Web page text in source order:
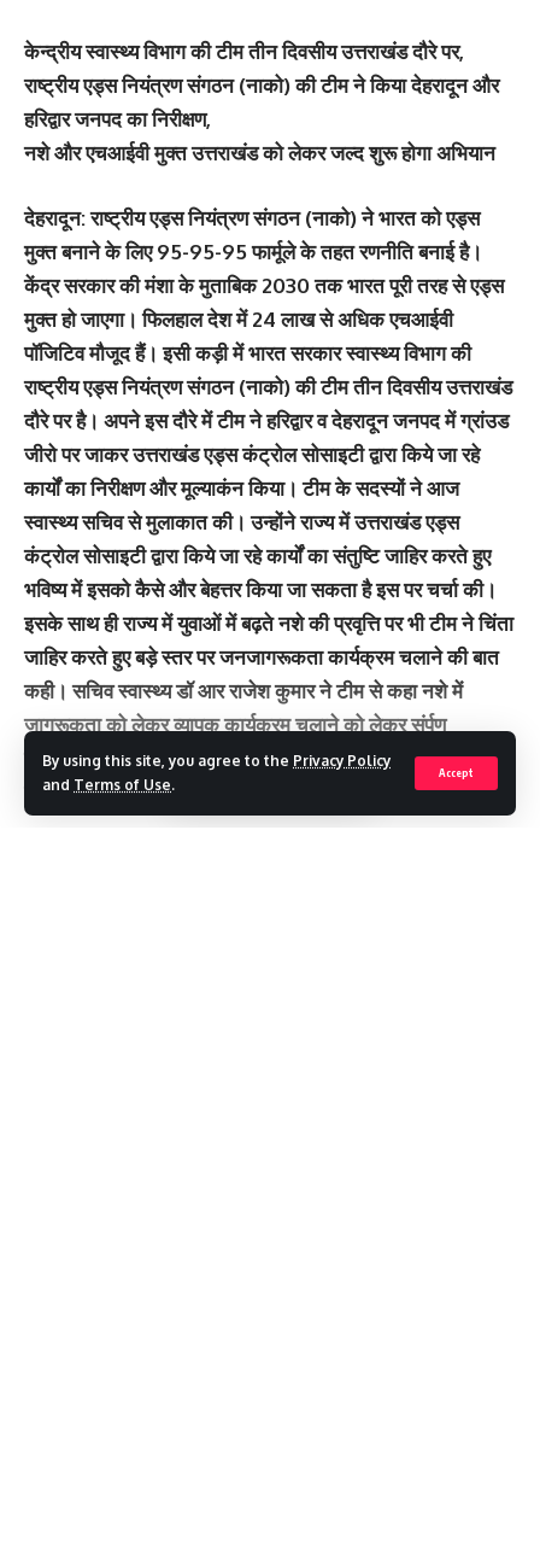
By using this site, you agree to the Privacy Policy
and Terms of Use.
Accept
केन्द्रीय स्वास्थ्य विभाग की टीम तीन दिवसीय उत्तराखंड दौरे पर,
राष्ट्रीय एड्स नियंत्रण संगठन (नाको) की टीम ने किया देहरादून और
हरिद्वार जनपद का निरीक्षण,
नशे और एचआईवी मुक्त उत्तराखंड को लेकर जल्द शुरू होगा अभियान
देहरादून: राष्ट्रीय एड्स नियंत्रण संगठन (नाको) ने भारत को एड्स
मुक्त बनाने के लिए 95-95-95 फार्मूले के तहत रणनीति बनाई है।
केंद्र सरकार की मंशा के मुताबिक 2030 तक भारत पूरी तरह से एड्स
मुक्त हो जाएगा। फिलहाल देश में 24 लाख से अधिक एचआईवी
पॉजिटिव मौजूद हैं। इसी कड़ी में भारत सरकार स्वास्थ्य विभाग की
राष्ट्रीय एड्स नियंत्रण संगठन (नाको) की टीम तीन दिवसीय उत्तराखंड
दौरे पर है। अपने इस दौरे में टीम ने हरिद्वार व देहरादून जनपद में ग्रांउड
जीरो पर जाकर उत्तराखंड एड्स कंट्रोल सोसाइटी द्वारा किये जा रहे
कार्यों का निरीक्षण और मूल्याकंन किया। टीम के सदस्यों ने आज
स्वास्थ्य सचिव से मुलाकात की। उन्होंने राज्य में उत्तराखंड एड्स
कंट्रोल सोसाइटी द्वारा किये जा रहे कार्यों का संतुष्टि जाहिर करते हुए
भविष्य में इसको कैसे और बेहत्तर किया जा सकता है इस पर चर्चा की।
इसके साथ ही राज्य में युवाओं में बढ़ते नशे की प्रवृत्ति पर भी टीम ने चिंता
जाहिर करते हुए बड़े स्तर पर जनजागरूकता कार्यक्रम चलाने की बात
कही। सचिव स्वास्थ्य डॉ आर राजेश कुमार ने टीम से कहा नशे में
जागरूकता को लेकर व्यापक कार्यक्रम चलाने को लेकर संर्पूण
कार्ययोजना तैयार है जिसमें राज्य को केन्द्र के सहयोग की जरूरत है।
केन्द्र स्वास्थ्य विभाग की टीम ने इस पर सहमति जाहिर की।